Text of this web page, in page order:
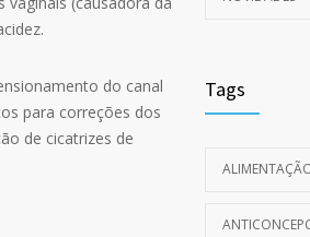
do canal
para correções dos
de cicatrizes de
Tags